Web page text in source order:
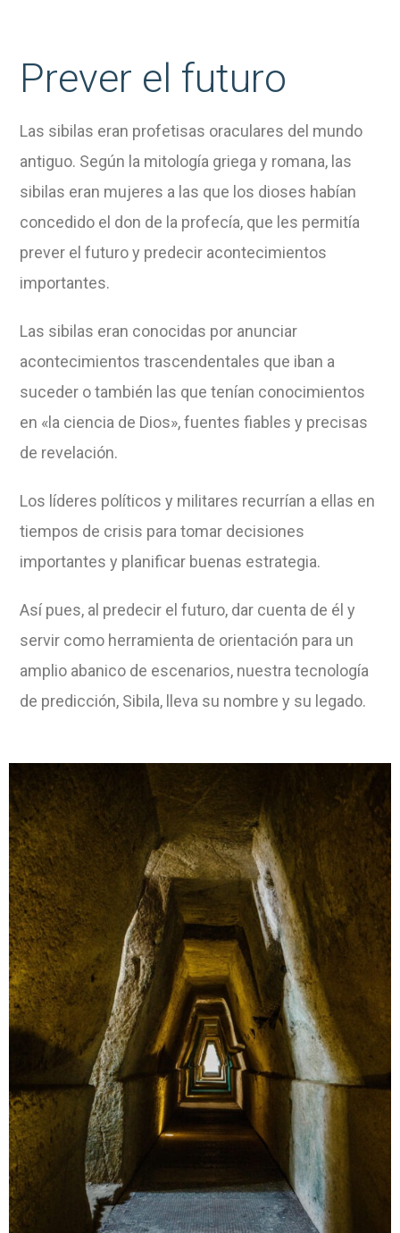
Prever el futuro
Las sibilas eran profetisas oraculares del mundo
antiguo. Según la mitología griega y romana, las
sibilas eran mujeres a las que los dioses habían
concedido el don de la profecía, que les permitía
prever el futuro y predecir acontecimientos
importantes.
Las sibilas eran conocidas por anunciar
acontecimientos trascendentales que iban a
suceder o también las que tenían conocimientos
en «la ciencia de Dios», fuentes fiables y precisas
de revelación.
Los líderes políticos y militares recurrían a ellas en
tiempos de crisis para tomar decisiones
importantes y planificar buenas estrategia.
Así pues, al predecir el futuro, dar cuenta de él y
servir como herramienta de orientación para un
amplio abanico de escenarios, nuestra tecnología
de predicción, Sibila, lleva su nombre y su legado.